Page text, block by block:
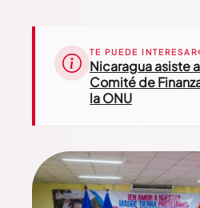
TE PUEDE INTERESAR
Nicaragua asiste
Comité de
la ONU